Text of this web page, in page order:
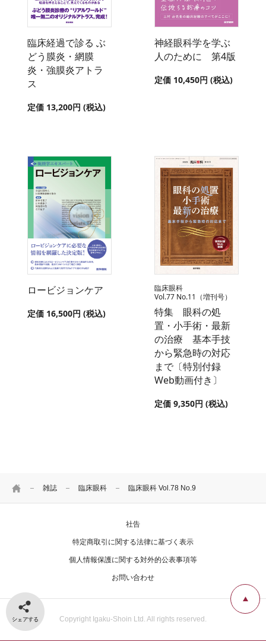
HOME 雑誌 臨床眼科 臨床眼科 Vol.78 No.9
臨床経過で診る ぶ
どう膜炎・網膜
炎・強膜炎アトラ
ス
定価 13,200円 (税込)
神経眼科学を学ぶ
人のために 第4版
定価 10,450円 (税込)
ロービジョンケア
定価 16,500円 (税込)
臨床眼科
Vol.77 No.11（増刊号）
特集 眼科の処
置・小手術・最新
の治療 基本手技
から緊急時の対応
まで〔特別付録
Web動画付き〕
定価 9,350円 (税込)
シェアする
社告
特定商取引に関する法律に基づく表示
個人情報保護に関する対外的公表事項等
お問い合わせ
Copyright Igaku-Shoin Ltd. All rights reserved.